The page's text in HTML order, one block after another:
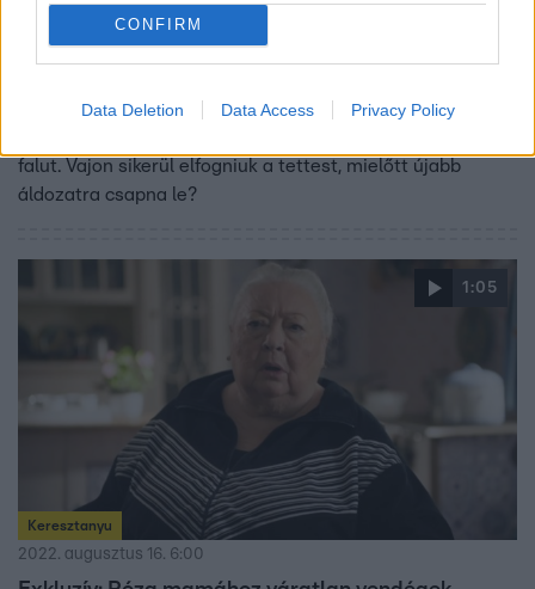
CONFIRM
Data Deletion Data Access Privacy Policy
2022. augusztus 17. 22:00
Előzetes: „Leleplezzük a mocskot!” – Damil
Damil akciócsoportot szervez a község legbátrabb
falut. Vajon sikerül elfogniuk a tettest, mielőtt újabb
áldozatra csapna le?
1:05
Keresztanyu
2022. augusztus 16. 6:00